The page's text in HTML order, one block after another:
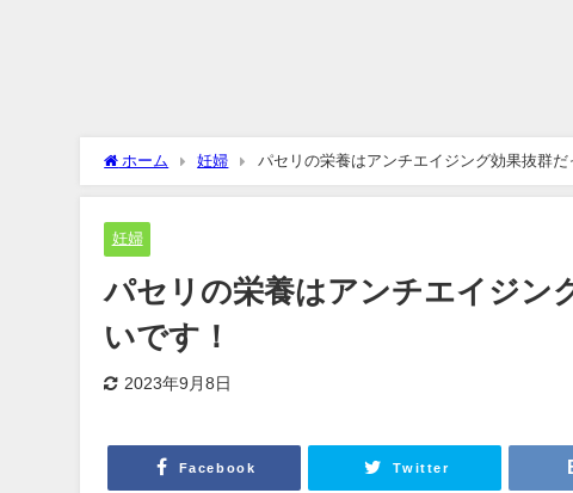
ホーム 妊婦 パセリの栄養はアンチエイジング効果抜群だ
妊婦
パセリの栄養はアンチエイジン
いです！
2023年9月8日
Facebook Twitter